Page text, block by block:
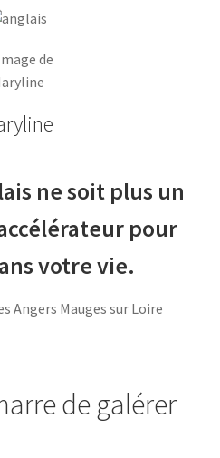
ne soit plus un
pour
votre vie.
de galérer